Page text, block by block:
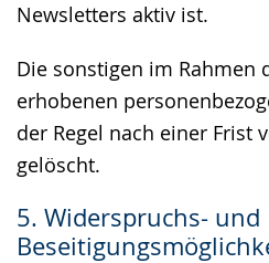
Newsletters aktiv ist.
Die sonstigen im Rahmen
erhobenen
der Regel nach einer Frist
gelöscht.
5. Widerspruchs- und